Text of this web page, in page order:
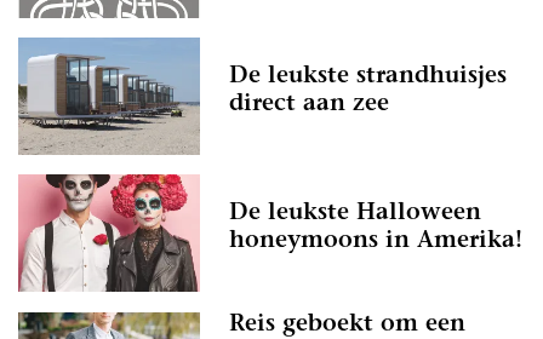
De leukste strandhuisjes
direct aan zee
De leukste Halloween
honeymoons in Amerika!
Reis geboekt om een